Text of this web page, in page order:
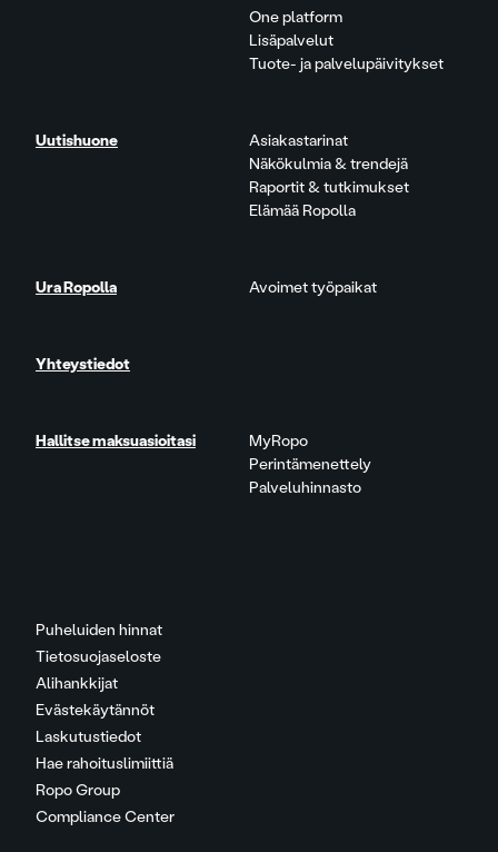
Puheluiden hinnat
Tietosuojaseloste
Alihankkijat
Evästekäytännöt
Laskutustiedot
Hae rahoituslimiittiä
Ropo Group
Compliance Center
One platform
Lisäpalvelut
Tuote- ja palvelupäivitykset
Uutishuone
Asiakastarinat
Näkökulmia & trendejä
Raportit & tutkimukset
Elämää Ropolla
Ura Ropolla Avoimet työpaikat
Yhteystiedot
Hallitse maksuasioitasi
MyRopo
Perintämenettely
Palveluhinnasto